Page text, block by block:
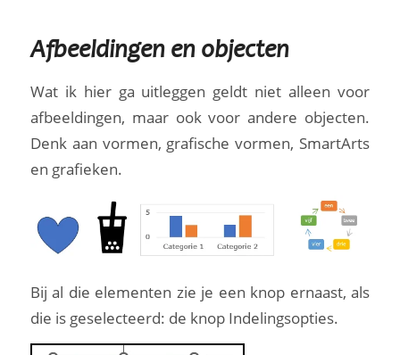
Afbeeldingen en objecten
Wat ik hier ga uitleggen geldt niet alleen voor
afbeeldingen, maar ook voor andere objecten.
Denk aan vormen, grafische vormen, SmartArts
en grafieken.
Bij al die elementen zie je een knop ernaast, als
die is geselecteerd: de knop Indelingsopties.